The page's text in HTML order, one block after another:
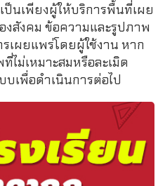
ป็นเพียงผู้ให้บริการพื้นที่เผย
งสังคม ข้อความและรูปภาพ
เผยแพร่โดยผู้ใช้งาน หาก
ม่เหมาะสมหรือละเมิด
เพื่อดำเนินการต่อไป